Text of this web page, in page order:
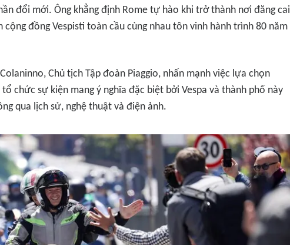
đổi mới. Ông khẳng định Rome tự hào khi trở thành nơi đăng cai
đồng Vespisti toàn cầu cùng nhau tôn vinh hành trình 80 năm
Chủ tịch Tập đoàn Piaggio, nhấn mạnh việc lựa chọn
chức sự kiện mang ý nghĩa đặc biệt bởi Vespa và thành phố này
qua lịch sử, nghệ thuật và điện ảnh.